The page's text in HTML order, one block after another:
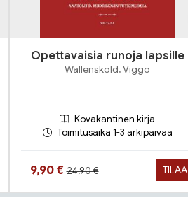
Opettavaisia runoja lapsille
Wallensköld, Viggo
Kovakantinen kirja
Toimitusaika 1-3 arkipäivää
Hinta nyt
9,90 €Hinta aiemmin
24,90 € TILAA